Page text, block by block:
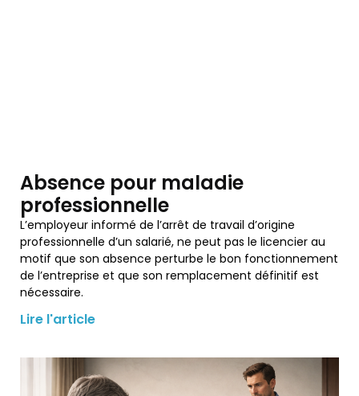
Absence pour maladie
professionnelle
L’employeur informé de l’arrêt de travail d’origine
professionnelle d’un salarié, ne peut pas le licencier au
motif que son absence perturbe le bon fonctionnement
de l’entreprise et que son remplacement définitif est
nécessaire.
Lire l'article